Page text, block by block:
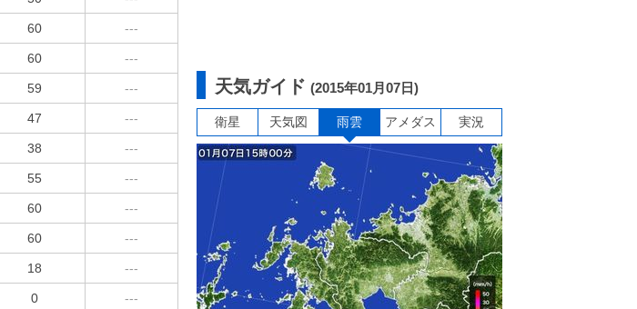
60 ---
60 ---
59 ---
47 ---
38 ---
55 ---
60 ---
60 ---
18 ---
0 ---
天気ガイド (2015年01月07日)
衛星 天気図 雨雲 アメダス 実況